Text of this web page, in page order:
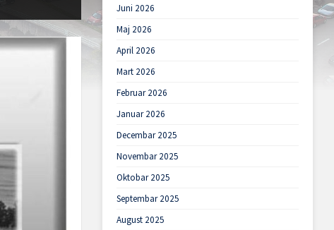
Juni 2026
Maj 2026
April 2026
Mart 2026
Februar 2026
Januar 2026
Decembar 2025
Novembar 2025
Oktobar 2025
Septembar 2025
August 2025